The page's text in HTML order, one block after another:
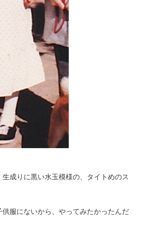
成りに黒い水玉模様の、タイトめのス
服にないから、やってみたかったんだ